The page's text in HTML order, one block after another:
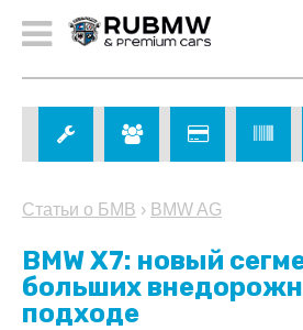
Статьи о БМВ › BMW AG
BMW X7: новый
больших
подходе